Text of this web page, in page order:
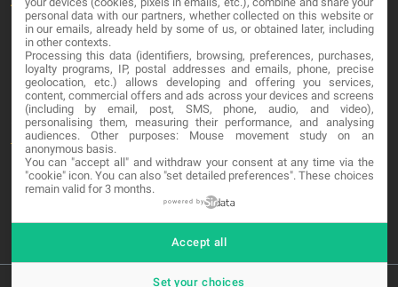
Blog
Contact
LEGAL
Terminos y Condiciones
Política de Privacidad
personal data with our partners, whether collected on this website or
in our emails, already held by some of us, or obtained later, including
in other contexts.
Processing this data (identifiers, browsing, preferences, purchases,
loyalty programs, IP, postal addresses and emails, phone, precise
geolocation, etc.) allows developing and offering you services,
content, commercial offers and ads across your devices and screens
(including by email, post, SMS, phone, audio, and video),
personalising them, measuring their performance, and analysing
audiences. Other purposes: Mouse movement study on an
anonymous basis.
You can "accept all" and withdraw your consent at any time via the
"cookie" icon. You can also "set detailed preferences". These choices
remain valid for 3 months.
powered by
Set your choices
Accept all